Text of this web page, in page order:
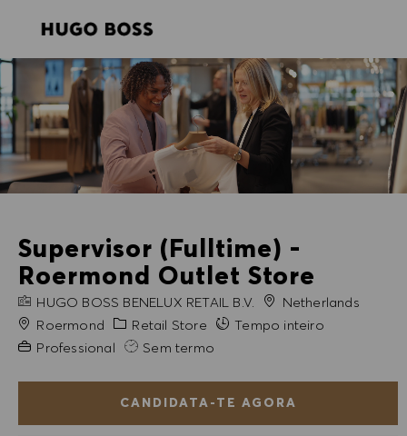
Supervisor (Fulltime) -
Roermond Outlet Store
NOME DA EMPRESA
HUGO BOSS BENELUX RETAIL B.V.
Netherlands
Cidade
Roermond Categoria
Retail Store
Tempo inteiro
Experiência exigida
Professional Sem termo
CANDIDATA-TE AGORA